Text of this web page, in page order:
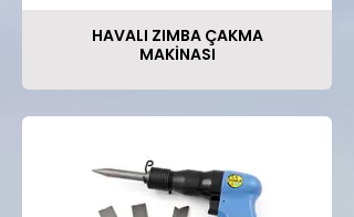
HAVALI ZIMBA ÇAKMA
MAKİNASI